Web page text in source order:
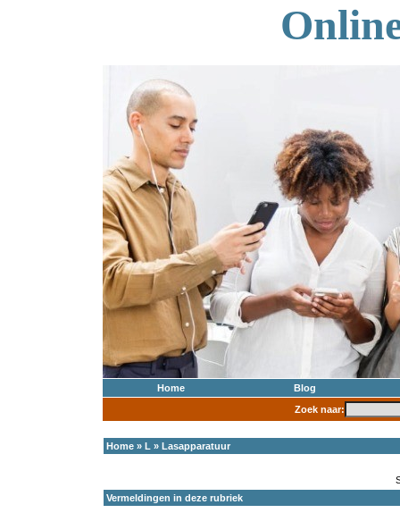
Home
Blog
Zoek naar:
Home » L » Lasapparatuur
Vermeldingen in deze rubriek